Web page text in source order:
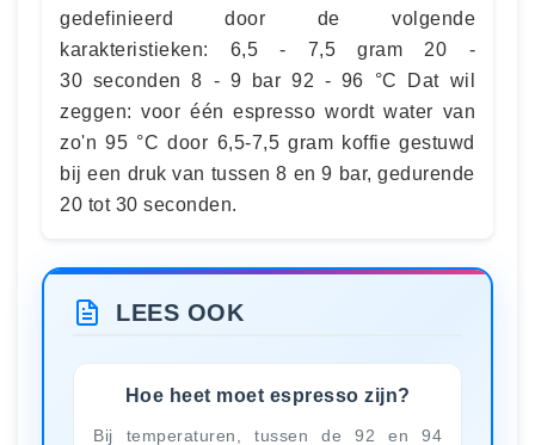
gedefinieerd door de volgende
karakteristieken: 6,5 - 7,5 gram 20 -
30 seconden 8 - 9 bar 92 - 96 °C Dat wil
zeggen: voor één espresso wordt water van
zo'n 95 °C door 6,5-7,5 gram koffie gestuwd
bij een druk van tussen 8 en 9 bar, gedurende
20 tot 30 seconden.
LEES OOK
Hoe heet moet espresso zijn?
Bij temperaturen, tussen de 92 en 94